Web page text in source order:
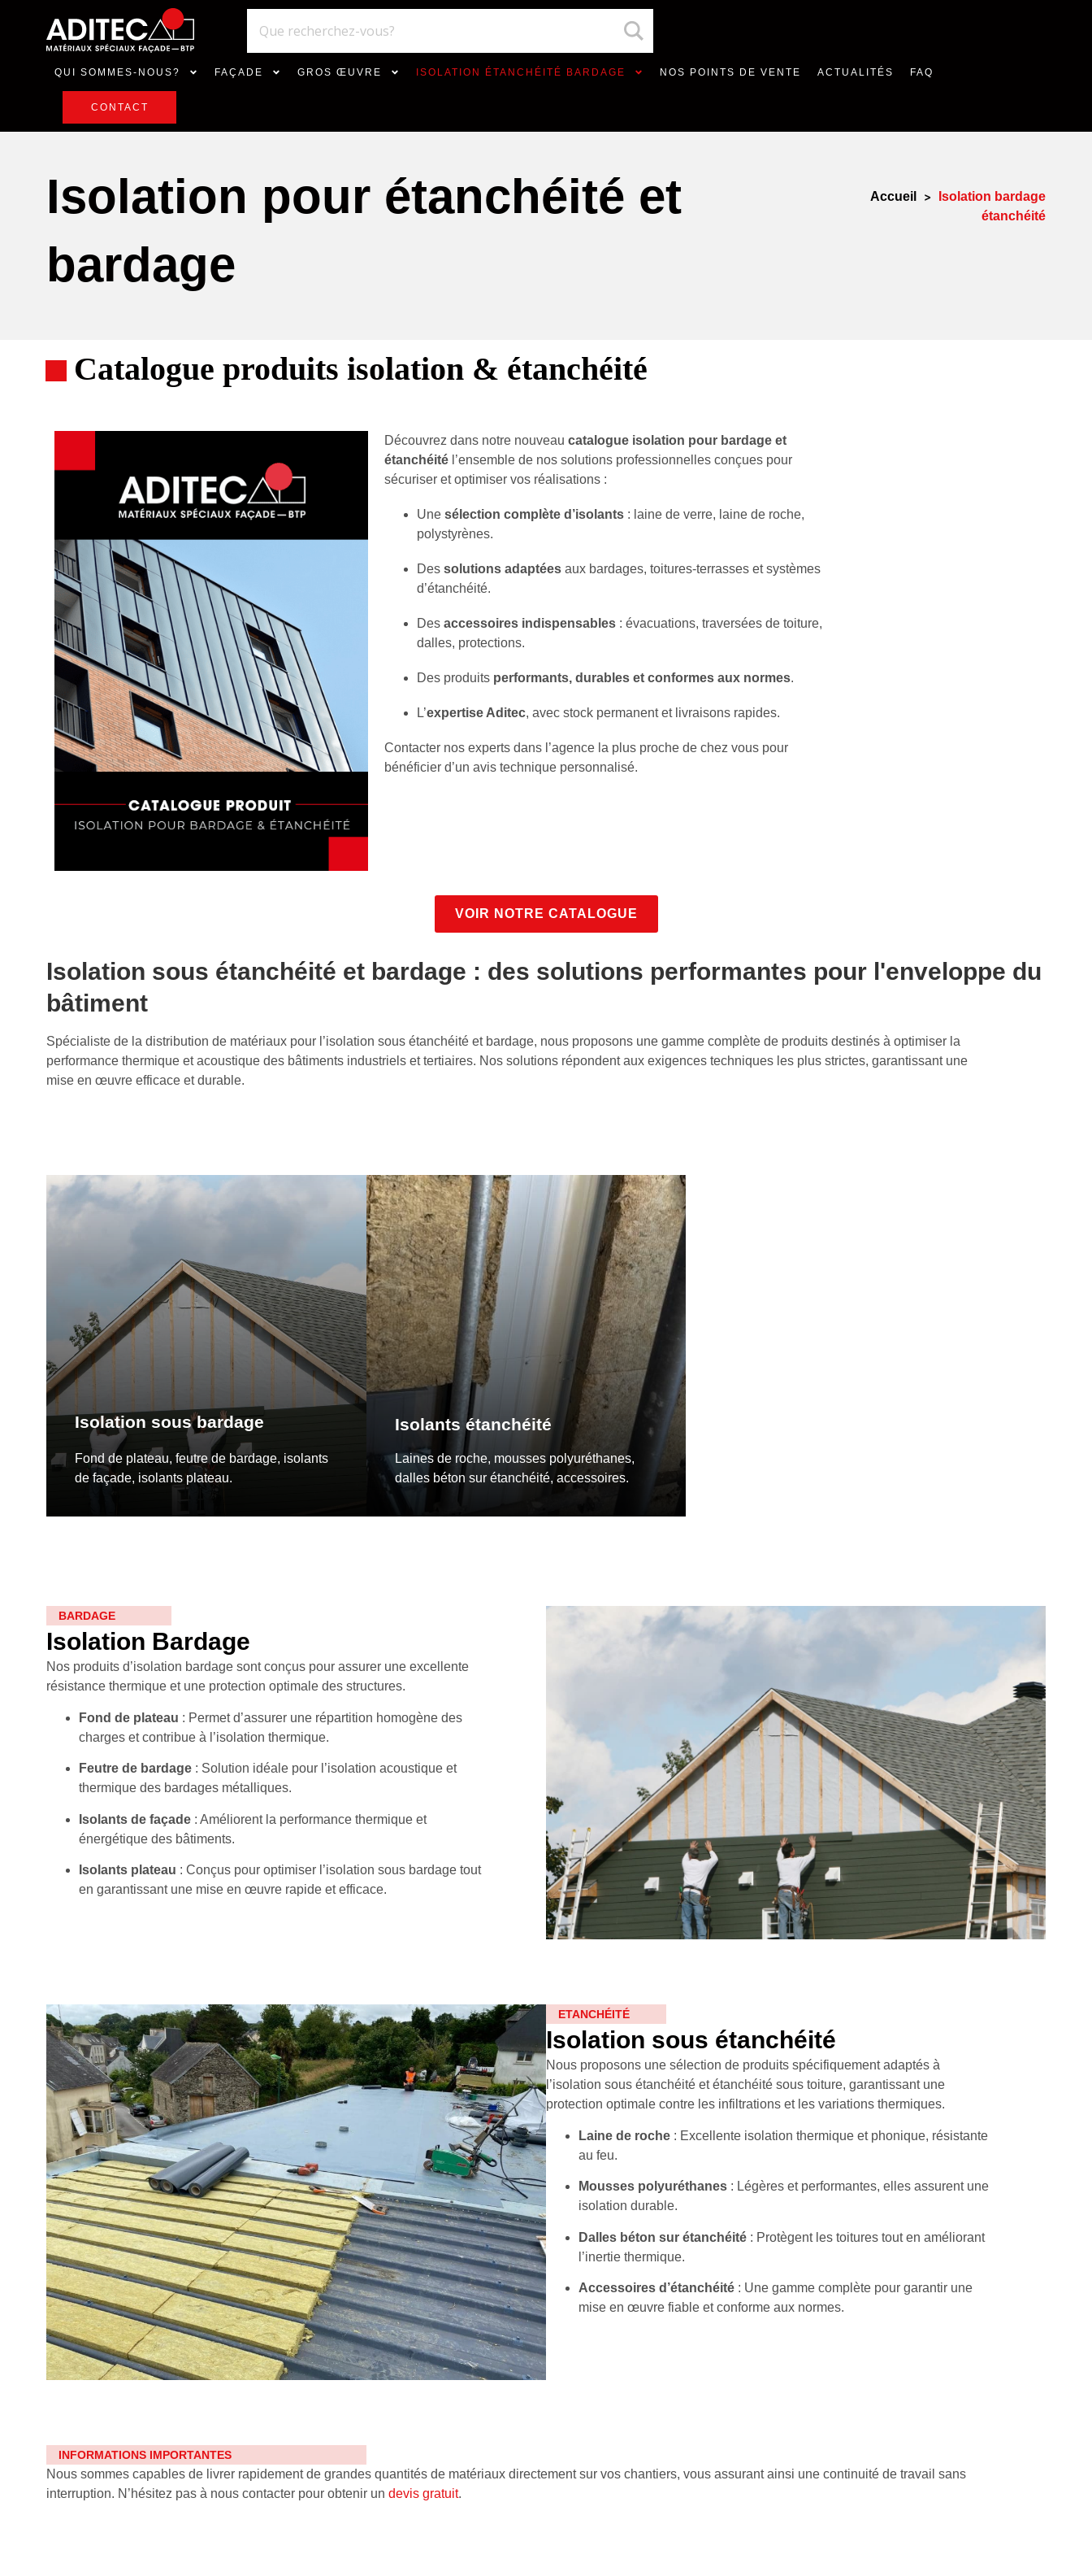
QUI SOMMES-NOUS? FAÇADE GROS ŒUVRE ISOLATION ÉTANCHÉITÉ BARDAGE NOS POINTS DE VENTE ACTUALITÉS FAQ
CONTACT
Isolation pour étanchéité et
bardage
Accueil >
Isolation bardage
étanchéité
Catalogue produits isolation & étanchéité
Découvrez dans notre nouveau catalogue isolation pour bardage et
étanchéitél’ensemble de nos solutions professionnelles conçues pour
sécuriser et optimiser vos réalisations :
Une sélection complète d’isolants: laine de verre, laine de roche,
polystyrènes.
Des solutions adaptéesaux bardages, toitures-terrasses et systèmes
d’étanchéité.
Des accessoires indispensables: évacuations, traversées de toiture,
dalles, protections.
Des produits performants, durables et conformes aux normes.
L’expertise Aditec, avec stock permanent et livraisons rapides.
Contacter nos experts dans l’agence la plus proche de chez vous pour
bénéficier d’un avis technique personnalisé.
VOIR NOTRE CATALOGUE
Isolation sous étanchéité et bardage : des solutions performantes pour l'enveloppe du
bâtiment
Spécialiste de la distribution de matériaux pour l’isolation sous étanchéité et bardage, nous proposons une gamme complète de produits destinés à optimiser la
performance thermique et acoustique des bâtiments industriels et tertiaires. Nos solutions répondent aux exigences techniques les plus strictes, garantissant une
mise en œuvre efficace et durable.
Isolation sous bardage
Fond de plateau, feutre de bardage, isolants
de façade, isolants plateau.
Isolation sous bardage
de façade, isolants plateau.
Isolants étanchéité
Laines de roche, mousses polyuréthanes,
dalles béton sur étanchéité, accessoires.
Isolants étanchéité
Laines de roche, mousses polyuréthanes,
dalles béton sur étanchéité, accessoires.
BARDAGE
Isolation Bardage
Nos produits d’isolation bardage sont conçus pour assurer une excellente
résistance thermique et une protection optimale des structures.
Fond de plateau : Permet d’assurer une répartition homogène des
charges et contribue à l’isolation thermique.
Feutre de bardage : Solution idéale pour l’isolation acoustique et
thermique des bardages métalliques.
Isolants de façade : Améliorent la performance thermique et
énergétique des bâtiments.
Isolants plateau : Conçus pour optimiser l’isolation sous bardage tout
en garantissant une mise en œuvre rapide et efficace.
ETANCHÉITÉ
Isolation sous étanchéité
Nous proposons une sélection de produits spécifiquement adaptés à
l’isolation sous étanchéité et étanchéité sous toiture, garantissant une
protection optimale contre les infiltrations et les variations thermiques.
Laine de roche : Excellente isolation thermique et phonique, résistante
au feu.
Mousses polyuréthanes : Légères et performantes, elles assurent une
isolation durable.
Dalles béton sur étanchéité : Protègent les toitures tout en améliorant
l’inertie thermique.
Accessoires d’étanchéité : Une gamme complète pour garantir une
mise en œuvre fiable et conforme aux normes.
INFORMATIONS IMPORTANTES
Nous sommes capables de livrer rapidement de grandes quantités de matériaux directement sur vos chantiers, vous assurant ainsi une continuité de travail sans
interruption. N’hésitez pas à nous contacter pour obtenir un devis gratuit.